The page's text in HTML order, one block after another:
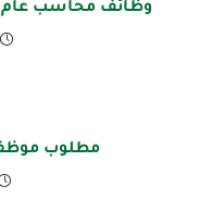
وظائف محاسب عام
مطلوب موظفة